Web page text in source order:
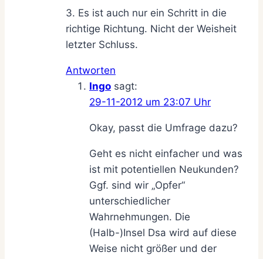
3. Es ist auch nur ein Schritt in die
richtige Richtung. Nicht der Weisheit
letzter Schluss.
Antworten
Ingo sagt:
29-11-2012 um 23:07 Uhr
Okay, passt die Umfrage dazu?
Geht es nicht einfacher und was
ist mit potentiellen Neukunden?
Ggf. sind wir „Opfer“
unterschiedlicher
Wahrnehmungen. Die
(Halb-)Insel Dsa wird auf diese
Weise nicht größer und der